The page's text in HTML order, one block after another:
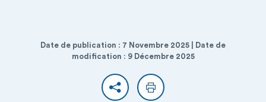
Date de publication : 7 Novembre 2025 | Date de
modification : 9 Décembre 2025
PartagerImprimer